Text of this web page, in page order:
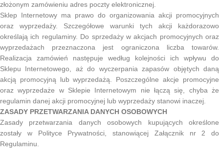
złożonym zamówieniu adres poczty elektronicznej.
Sklep Internetowy ma prawo do organizowania akcji promocyjnych
oraz wyprzedaży. Szczegółowe warunki tych akcji każdorazowo
określają ich regulaminy. Do sprzedaży w akcjach promocyjnych oraz
wyprzedażach przeznaczona jest ograniczona liczba towarów.
Realizacja zamówień następuje według kolejności ich wpływu do
Sklepu Internetowego, aż do wyczerpania zapasów objętych daną
akcją promocyjną lub wyprzedażą. Poszczególne akcje promocyjne
oraz wyprzedaże w Sklepie Internetowym nie łączą się, chyba że
regulamin danej akcji promocyjnej lub wyprzedaży stanowi inaczej.
ZASADY PRZETWARZANIA DANYCH OSOBOWYCH
Zasady przetwarzania danych osobowych kupujących określone
zostały w Polityce Prywatności, stanowiącej Załącznik nr 2 do
Regulaminu.